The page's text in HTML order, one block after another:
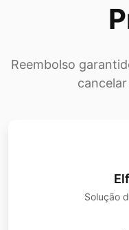
Reembolso
Solução